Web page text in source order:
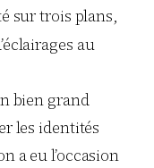
sur trois plans,
au
bien grand
les identités
a eu l’occasion